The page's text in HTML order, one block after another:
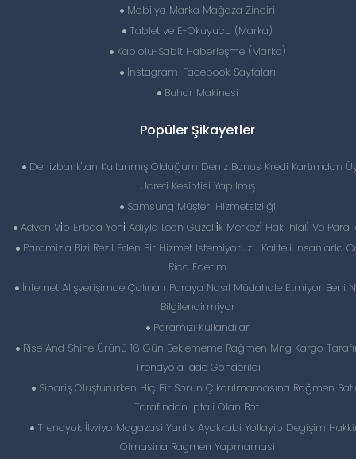
Mobilya Marka Mağaza Zinciri
Tablet ve E-Okuyucu (Marka)
Kablolu-Sabit Haberleşme (Marka)
İnstagram-Facebook Sayfaları
Buhar Makinesi
Popüler Şikayetler
Denizbank'tan Kullanmış Olduğum Deniz Bonus Kredi Kartımdan
Ücreti Kesintisi Yapılmış
Samsung Müşteri Hizmetsizliği
Adven Vi̇p Erbaa Yeni̇ Adiyla Leon Güzelli̇k Merkezi̇ Hak İhlali̇ Ve Para
Paramizla Bizi Rezil Eden Bir Hizmet Istemiyoruz ....Kaliteli Insanlarla
Rica Ederim
İnternet Alışverişimde Çalınan Paraya Nasıl Müdahale Etmiyor Beni
Bilgilendirmiyor
Paramızı Kullandılar
Rise And Shine Ürünü 16 Gün Beklememe Rağmen Mng Kargo
Trendyola Iade Gönderildi
Sipariş Oluştururken Hiç Bir Sorun Çıkarılmamasına Rağmen
Tarafından Iptali Olan Bot.
Trendyok İlwiyo Magazasi Yanlis Ayakkabi Yollayip Degişim
Olmasina Ragmen Yapmamasi